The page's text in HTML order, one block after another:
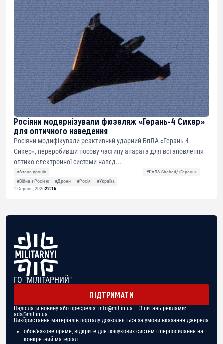
Росіяни модернізували фюзеляж «Герань-4 Сикер»
для оптичного наведення
Росіяни модифікували реактивний ударний БпЛА «Герань-4
Сикер», переробивши носову частину апарата для встановлення
оптико-електронної системи навед...
#Атака дронів
#БпЛА Shahed/«Герань»
#Війна з Росією
#Дрони #Росія
#Україна
1 Серпня, 202622:16
ГО "МІЛІТАРНИЙ"
ПІДТРИМАТИ
Надіслати новину або пресреліз: info@mil.in.ua | З питань реклами:
ads@mil.in.ua
Використання матеріалів порталу дозволяється за умови вказання джерела
обов'язкове пряме, відкрите для пошукових систем гіперпосилання на
конкретний матеріал